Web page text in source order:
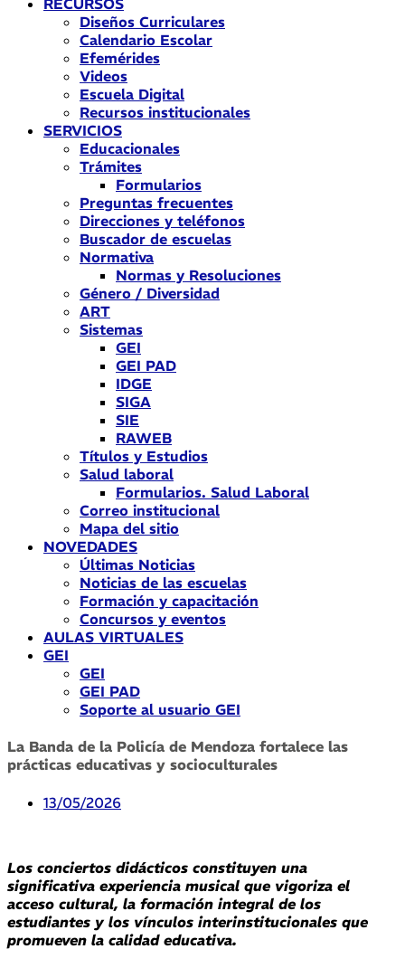
RECURSOS
Diseños Curriculares
Calendario Escolar
Efemérides
Videos
Escuela Digital
Recursos institucionales
SERVICIOS
Educacionales
Trámites
Formularios
Preguntas frecuentes
Direcciones y teléfonos
Buscador de escuelas
Normativa
Normas y Resoluciones
Género / Diversidad
ART
Sistemas
GEI
GEI PAD
IDGE
SIGA
SIE
RAWEB
Títulos y Estudios
Salud laboral
Formularios. Salud Laboral
Correo institucional
Mapa del sitio
NOVEDADES
Últimas Noticias
Noticias de las escuelas
Formación y capacitación
Concursos y eventos
AULAS VIRTUALES
GEI
GEI
GEI PAD
Soporte al usuario GEI
La Banda de la Policía de Mendoza fortalece las
prácticas educativas y socioculturales
13/05/2026
Los conciertos didácticos constituyen una
significativa experiencia musical que vigoriza el
acceso cultural, la formación integral de los
estudiantes y los vínculos interinstitucionales que
promueven la calidad educativa.